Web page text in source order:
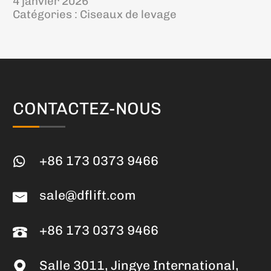
Catégories : Ciseaux de levage
CONTACTEZ-NOUS
+86 173 0373 9466
sale@dflift.com
+86 173 0373 9466
Salle 3011, Jingye International,